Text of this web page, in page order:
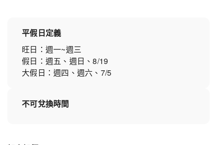
平假日定義
旺日：週一~週三
假日：週五、週日、8/19
大假日：週四、週六、7/5
不可兌換時間